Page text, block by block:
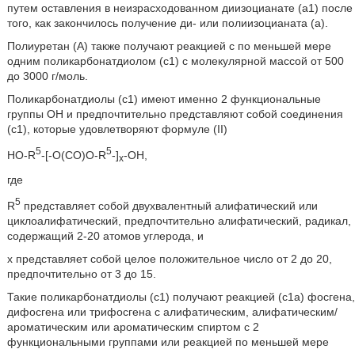
путем оставления в неизрасходованном диизоцианате (a1) после
того, как закончилось получение ди- или полиизоцианата (a).
Полиуретан (A) также получают реакцией с по меньшей мере
одним поликарбонатдиолом (c1) с молекулярной массой от 500
до 3000 г/моль.
Поликарбонатдиолы (c1) имеют именно 2 функциональные
группы OH и предпочтительно представляют собой соединения
(c1), которые удовлетворяют формуле (II)
HO-R5-[-O(CO)O-R5-]x-OH,
где
R5 представляет собой двухвалентный алифатический или
циклоалифатический, предпочтительно алифатический, радикал,
содержащий 2-20 атомов углерода, и
x представляет собой целое положительное число от 2 до 20,
предпочтительно от 3 до 15.
Такие поликарбонатдиолы (c1) получают реакцией (c1a) фосгена,
дифосгена или трифосгена с алифатическим, алифатическим/
ароматическим или ароматическим спиртом с 2
функциональными группами или реакцией по меньшей мере